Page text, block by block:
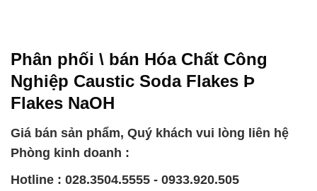
Phân phối \ bán Hóa Chất Công
Nghiệp Caustic Soda Flakes Þ
Flakes NaOH
Giá bán sản phẩm, Quý khách vui lòng liên hệ
Phòng kinh doanh :
Hotline : 028.3504.5555 - 0933.920.505